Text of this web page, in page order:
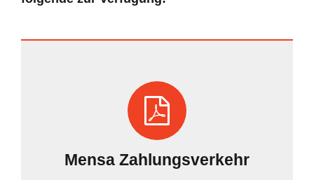
Mensa Zahlungsverkehr